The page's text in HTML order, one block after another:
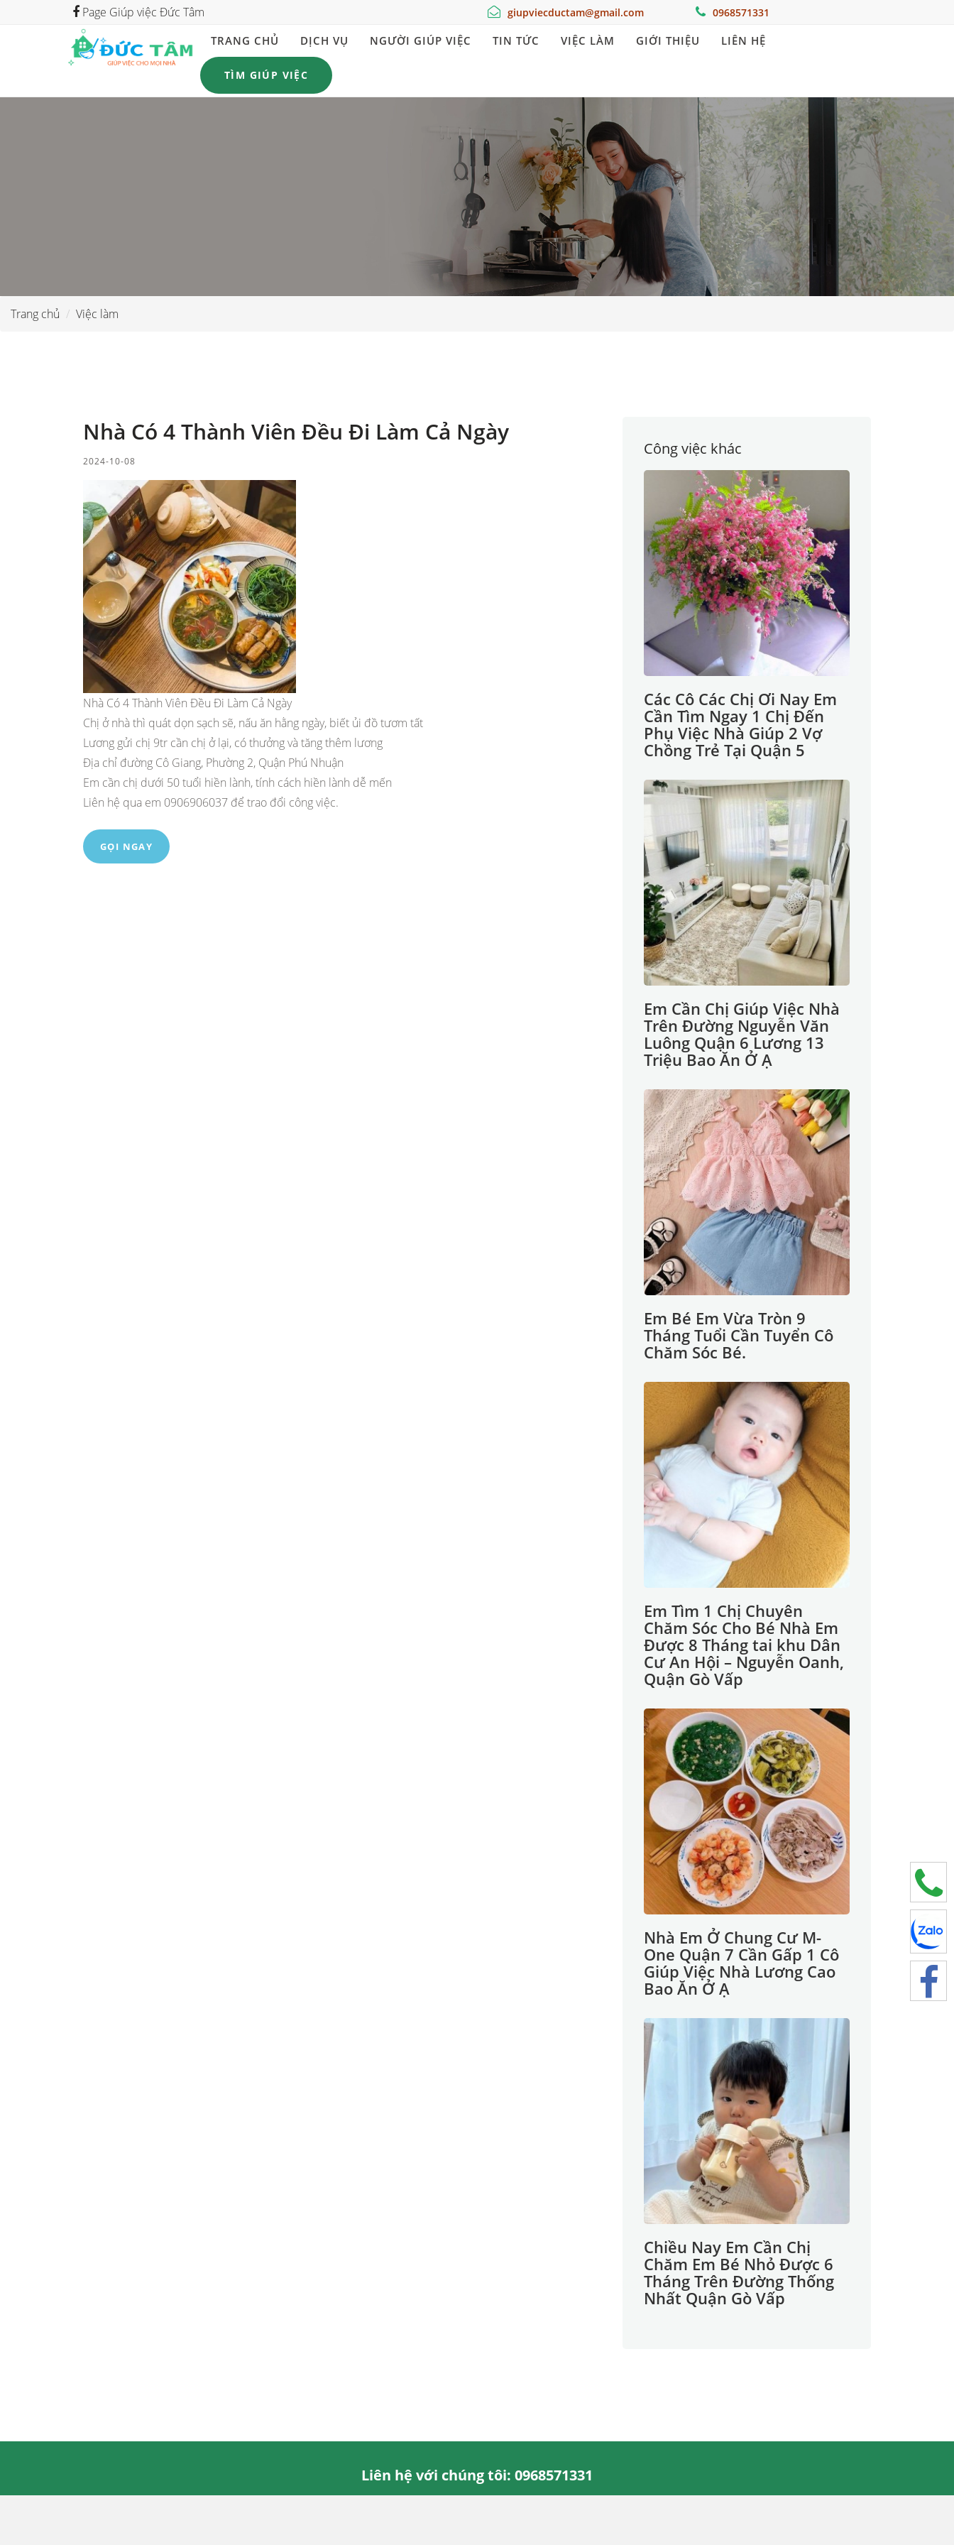
Page Giúp việc Đức Tâm giupviecductam@gmail.com 0968571331
TRANG CHỦ DỊCH VỤ NGƯỜI GIÚP VIỆC TIN TỨC VIỆC LÀM GIỚI THIỆU LIÊN HỆ
TÌM GIÚP VIỆC
Trang chủ Việc làm
Nhà Có 4 Thành Viên Đều Đi Làm Cả Ngày
2024-10-08
Nhà Có 4 Thành Viên Đều Đi Làm Cả Ngày
Chị ở nhà thì quát dọn sạch sẽ, nấu ăn hằng ngày, biết ủi đồ tươm tất
Lương gửi chị 9tr cần chị ở lại, có thưởng và tăng thêm lương
Địa chỉ đường Cô Giang, Phường 2, Quận Phú Nhuận
Em cần chị dưới 50 tuổi hiền lành, tính cách hiền lành dễ mến
Liên hệ qua em 0906906037 để trao đổi công việc.
GỌI NGAY
Công việc khác
Các Cô Các Chị Ơi Nay Em
Cần Tìm Ngay 1 Chị Đến
Phụ Việc Nhà Giúp 2 Vợ
Chồng Trẻ Tại Quận 5
Em Cần Chị Giúp Việc Nhà
Trên Đường Nguyễn Văn
Luông Quận 6 Lương 13
Triệu Bao Ăn Ở Ạ
Em Bé Em Vừa Tròn 9
Tháng Tuổi Cần Tuyển Cô
Chăm Sóc Bé.
Em Tìm 1 Chị Chuyên
Chăm Sóc Cho Bé Nhà Em
Được 8 Tháng tai khu Dân
Cư An Hội – Nguyễn Oanh,
Quận Gò Vấp
Nhà Em Ở Chung Cư M-
One Quận 7 Cần Gấp 1 Cô
Giúp Việc Nhà Lương Cao
Bao Ăn Ở Ạ
Chiều Nay Em Cần Chị
Chăm Em Bé Nhỏ Được 6
Tháng Trên Đường Thống
Nhất Quận Gò Vấp
Liên hệ với chúng tôi: 0968571331